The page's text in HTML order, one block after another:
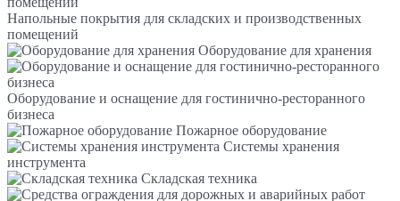
Напольные покрытия для складских и производственных
помещений
Оборудование для хранения
Оборудование и оснащение для гостинично-ресторанного
бизнеса
Пожарное оборудование
Системы хранения
инструмента
Складская техника